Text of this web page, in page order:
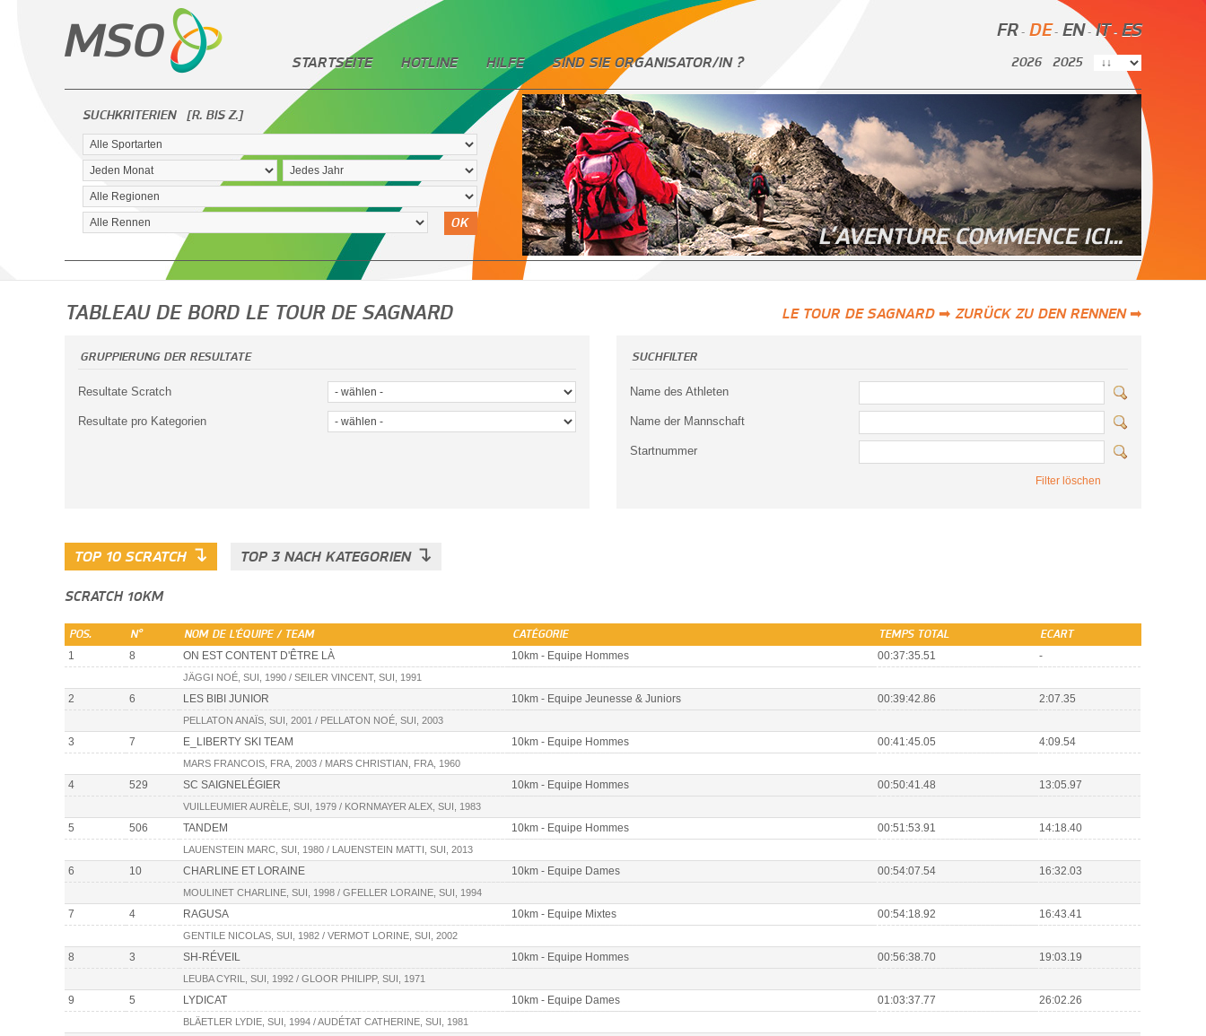
FR- DE- EN- IT - ES
STARTSEITE HOTLINE HILFE SIND SIE ORGANISATOR/IN ? 2026 2025
SUCHKRITERIEN [R. BIS Z.]
OK
TABLEAU DE BORD LE TOUR DE SAGNARD ZURÜCK ZU DEN RENNEN ➡
LE TOUR DE SAGNARD ➡
GRUPPIERUNG DER RESULTATE
Resultate Scratch
Resultate pro Kategorien
SUCHFILTER
Name des Athleten
Name der Mannschaft
Startnummer
Filter löschen
TOP 10 SCRATCH ↴ TOP 3 NACH KATEGORIEN ↴
SCRATCH 10KM
POS. N° NOM DE L'ÉQUIPE / TEAM CATÉGORIE TEMPS TOTAL ECART
1 8 ON EST CONTENT D'ÊTRE LÀ 10km - Equipe Hommes 00:37:35.51 -
JÄGGI NOÉ, SUI, 1990 / SEILER VINCENT, SUI, 1991
2 6 LES BIBI JUNIOR 10km - Equipe Jeunesse & Juniors 00:39:42.86 2:07.35
PELLATON ANAÏS, SUI, 2001 / PELLATON NOÉ, SUI, 2003
3 7 E_LIBERTY SKI TEAM 10km - Equipe Hommes 00:41:45.05 4:09.54
MARS FRANCOIS, FRA, 2003 / MARS CHRISTIAN, FRA, 1960
4 529 SC SAIGNELÉGIER 10km - Equipe Hommes 00:50:41.48 13:05.97
VUILLEUMIER AURÈLE, SUI, 1979 / KORNMAYER ALEX, SUI, 1983
5 506 TANDEM 10km - Equipe Hommes 00:51:53.91 14:18.40
LAUENSTEIN MARC, SUI, 1980 / LAUENSTEIN MATTI, SUI, 2013
6 10 CHARLINE ET LORAINE 10km - Equipe Dames 00:54:07.54 16:32.03
MOULINET CHARLINE, SUI, 1998 / GFELLER LORAINE, SUI, 1994
7 4 RAGUSA 10km - Equipe Mixtes 00:54:18.92 16:43.41
GENTILE NICOLAS, SUI, 1982 / VERMOT LORINE, SUI, 2002
8 3 SH-RÉVEIL 10km - Equipe Hommes 00:56:38.70 19:03.19
LEUBA CYRIL, SUI, 1992 / GLOOR PHILIPP, SUI, 1971
9 5 LYDICAT 10km - Equipe Dames 01:03:37.77 26:02.26
BLÄETLER LYDIE, SUI, 1994 / AUDÉTAT CATHERINE, SUI, 1981